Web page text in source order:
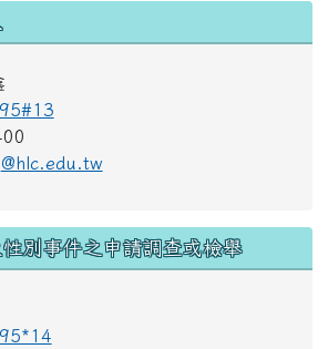
@hlc.edu.tw
別事件之申請調查或檢舉